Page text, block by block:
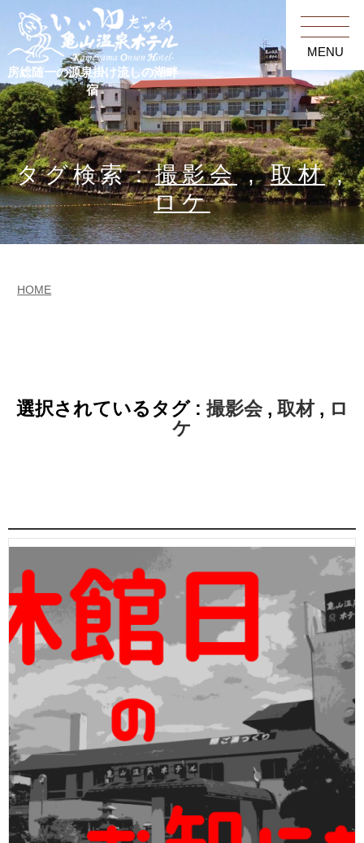
房総随一の源泉掛け流しの湖畔
宿
MENU
タグ検索：撮影会,取材,
ロケ
HOME
選択されているタグ : 撮影会, 取材, ロ
ケ